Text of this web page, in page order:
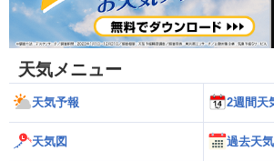
天気メニュー
天気予報 2週間天
天気図 過去天